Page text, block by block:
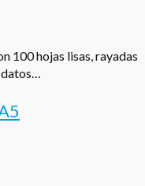
100 hojas lisas, rayadas
datos…